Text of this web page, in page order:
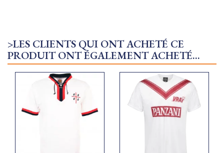
>LES CLIENTS QUI ONT ACHETÉ CE
PRODUIT ONT ÉGALEMENT ACHETÉ...